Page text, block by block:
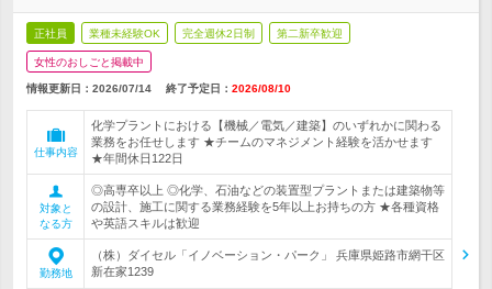
正社員 業種未経験OK 完全週休2日制 第二新卒歓迎
女性のおしごと掲載中
情報更新日：2026/07/14 終了予定日： 2026/08/10
仕事内容
化学プラントにおける【機械／電気／建築】のいずれかに関わる
業務をお任せします ★チームのマネジメント経験を活かせます
★年間休日122日
対象と
なる方
◎高専卒以上 ◎化学、石油などの装置型プラントまたは建築物等
の設計、施工に関する業務経験を5年以上お持ちの方 ★各種資格
や英語スキルは歓迎
勤務地
（株）ダイセル「イノベーション・パーク」 兵庫県姫路市網干区
新在家1239